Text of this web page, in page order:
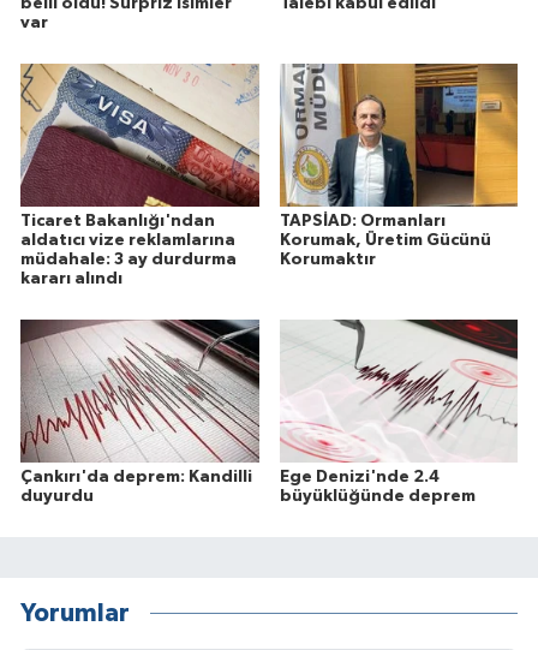
belli oldu! Sürpriz isimler
var
Talebi kabul edildi
Ticaret Bakanlığı'ndan
aldatıcı vize reklamlarına
müdahale: 3 ay durdurma
kararı alındı
TAPSİAD: Ormanları
Korumak, Üretim Gücünü
Korumaktır
Çankırı'da deprem: Kandilli
duyurdu
Ege Denizi'nde 2.4
büyüklüğünde deprem
Yorumlar